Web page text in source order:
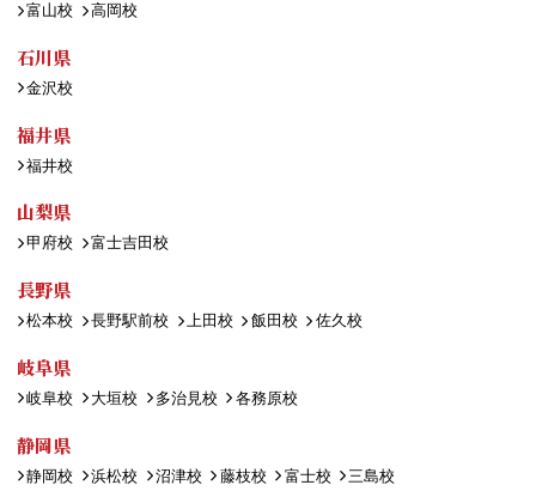
富山校 高岡校
石川県
金沢校
福井県
福井校
山梨県
甲府校 富士吉田校
長野県
松本校 長野駅前校 上田校 飯田校 佐久校
岐阜県
岐阜校 大垣校 多治見校 各務原校
静岡県
静岡校 浜松校 沼津校 藤枝校 富士校 三島校